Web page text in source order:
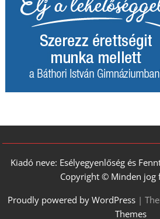
Kiadó neve: Esélyegyenlőség és
Copyright © Minden jog
Proudly powered by WordPress |
Themes